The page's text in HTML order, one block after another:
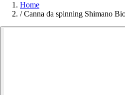
Home
/ Canna da spinning Shimano